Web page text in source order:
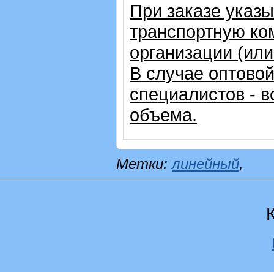
При заказе
транспортную
организации
В случае
специалистов -
объема.
Метки:линейный,